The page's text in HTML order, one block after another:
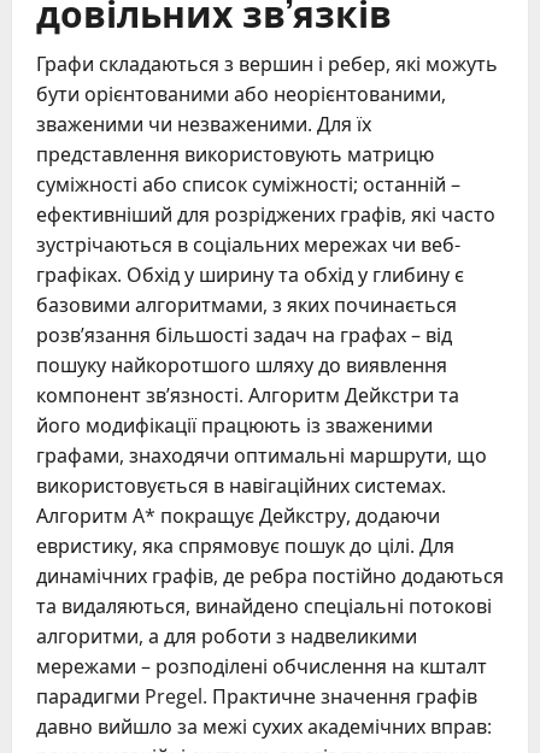
довільних зв’язків
Графи складаються з вершин і ребер, які можуть
бути орієнтованими або неорієнтованими,
зваженими чи незваженими. Для їх
представлення використовують матрицю
суміжності або список суміжності; останній –
ефективніший для розріджених графів, які часто
зустрічаються в соціальних мережах чи веб-
графіках. Обхід у ширину та обхід у глибину є
базовими алгоритмами, з яких починається
розв’язання більшості задач на графах – від
пошуку найкоротшого шляху до виявлення
компонент зв’язності. Алгоритм Дейкстри та
його модифікації працюють із зваженими
графами, знаходячи оптимальні маршрути, що
використовується в навігаційних системах.
Алгоритм A* покращує Дейкстру, додаючи
евристику, яка спрямовує пошук до цілі. Для
динамічних графів, де ребра постійно додаються
та видаляються, винайдено спеціальні потокові
алгоритми, а для роботи з надвеликими
мережами – розподілені обчислення на кшталт
парадигми Pregel. Практичне значення графів
давно вийшло за межі сухих академічних вправ: